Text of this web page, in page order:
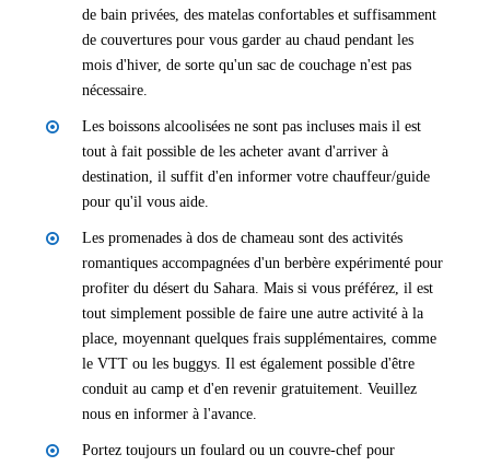
de bain privées, des matelas confortables et suffisamment
de couvertures pour vous garder au chaud pendant les
mois d'hiver, de sorte qu'un sac de couchage n'est pas
nécessaire.
Les boissons alcoolisées ne sont pas incluses mais il est
tout à fait possible de les acheter avant d'arriver à
destination, il suffit d'en informer votre chauffeur/guide
pour qu'il vous aide.
Les promenades à dos de chameau sont des activités
romantiques accompagnées d'un berbère expérimenté pour
profiter du désert du Sahara. Mais si vous préférez, il est
tout simplement possible de faire une autre activité à la
place, moyennant quelques frais supplémentaires, comme
le VTT ou les buggys. Il est également possible d'être
conduit au camp et d'en revenir gratuitement. Veuillez
nous en informer à l'avance.
Portez toujours un foulard ou un couvre-chef pour